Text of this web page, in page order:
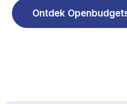
Ontdek